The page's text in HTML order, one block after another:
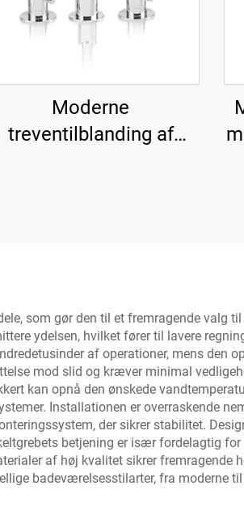
Moderne
treventilblanding af
som gør den til et fremragende valg
ydelsen, hvilket fører til lavere
af operationer, mens den
mod slid og kræver minimal
kan opnå den ønskede
Installationen er overraskende
der sikrer stabilitet.
betjening er især fordelagtig
af høj kvalitet sikrer fremragende
badeværelsesstilarter, fra moderne